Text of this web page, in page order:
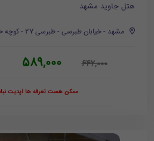
هتل جاوید مشهد
مشهد - خیابان طبرسی - طبرسی 27 - کوچه حاج تقی - نبش چهارراه دوم
642,000
589,000
ممکن هست تعرفه ها آپدیت